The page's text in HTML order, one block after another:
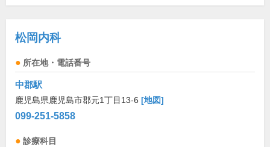
松岡内科
所在地・電話番号
中郡駅
鹿児島県鹿児島市郡元1丁目13-6 [地図]
099-251-5858
診療科目